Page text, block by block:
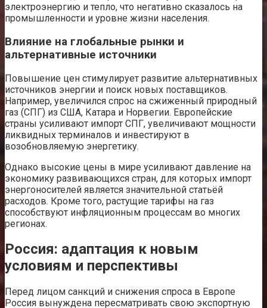
электроэнергию и тепло, что негативно сказалось на
промышленности и уровне жизни населения.
Влияние на глобальные рынки и
альтернативные источники
Повышение цен стимулирует развитие альтернативных
источников энергии и поиск новых поставщиков.
Например, увеличился спрос на сжиженный природный
газ (СПГ) из США, Катара и Норвегии. Европейские
страны усиливают импорт СПГ, увеличивают мощности
ликвидных терминалов и инвестируют в
возобновляемую энергетику.
Однако высокие цены в мире усиливают давление на
экономику развивающихся стран, для которых импорт
энергоносителей является значительной статьёй
расходов. Кроме того, растущие тарифы на газ
способствуют инфляционным процессам во многих
регионах.
Россия: адаптация к новым
условиям и перспективы
Перед лицом санкций и снижения спроса в Европе
Россия вынуждена пересматривать свою экспортную